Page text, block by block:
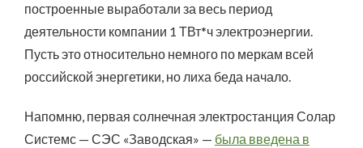
построенные выработали за весь период
деятельности компании 1 ТВт*ч электроэнергии.
Пусть это относительно немного по меркам всей
российской энергетики, но лиха беда начало.
Напомню, первая солнечная электростанция Солар
Системс — СЭС «Заводская» — была введена в